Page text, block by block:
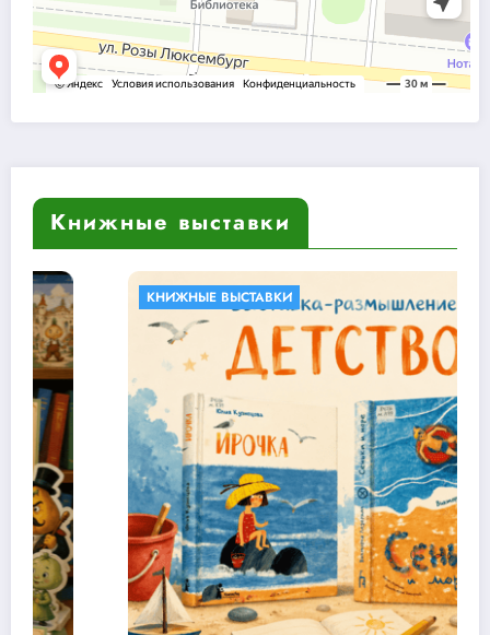
Книжные выставки
КНИЖНЫЕ ВЫСТАВКИ